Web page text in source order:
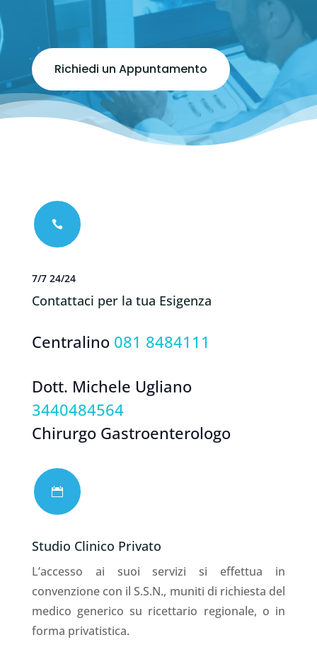
Richiedi un Appuntamento

7/7 24/24
Contattaci per la tua Esigenza
Centralino 081 8484111
Dott. Michele Ugliano
3440484564
Chirurgo Gastroenterologo

Studio Clinico Privato
L’accesso ai suoi servizi si effettua in
convenzione con il S.S.N., muniti di richiesta del
medico generico su ricettario regionale, o in
forma privatistica.